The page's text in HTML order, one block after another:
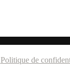
Politique de